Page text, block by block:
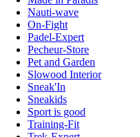
Nauti-wave
On-Fight
Padel-Expert
Pecheur-Store
Pet and Garden
Slowood Interior
Sneak'In
Sneakids
Sport is good
Training-Fit